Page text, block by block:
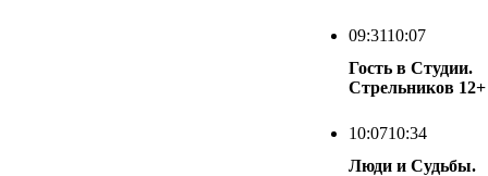
09:3110:07
Гость в Студии.
Стрельников 12+
10:0710:34
Люди и Судьбы.